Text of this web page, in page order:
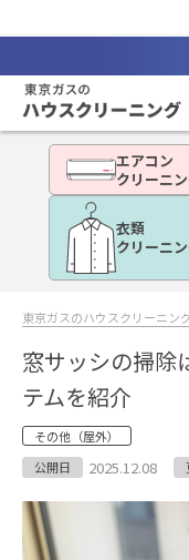
エアコン
クリーニ
衣類
クリーニ
東京ガスのハウスクリーニン
窓サッシの掃除
テムを紹介
その他（屋外）
公開日
2025.12.08